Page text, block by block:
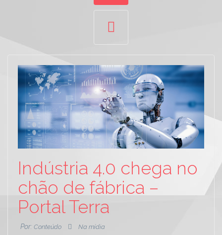
Indústria 4.0 chega no
chão de fábrica –
Portal Terra
Por: Conteúdo Na mídia